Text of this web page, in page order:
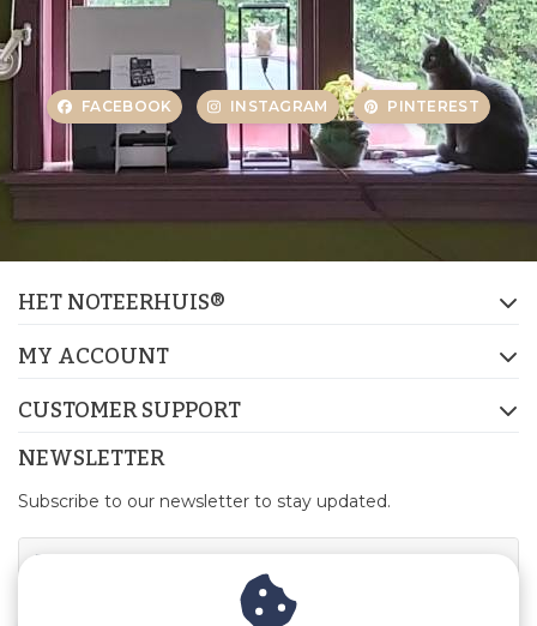
FACEBOOK INSTAGRAM PINTEREST
HET NOTEERHUIS®
MY ACCOUNT
CUSTOMER SUPPORT
NEWSLETTER
Subscribe to our newsletter to stay updated.